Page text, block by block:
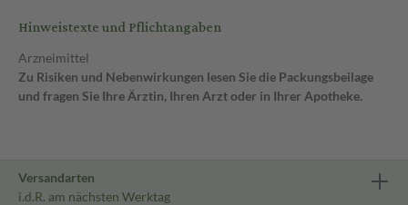
Hinweistexte und Pflichtangaben
Arzneimittel
Zu Risiken und Nebenwirkungen lesen Sie die Packungsbeilage
und fragen Sie Ihre Ärztin, Ihren Arzt oder in Ihrer Apotheke.
Versandarten
i.d.R. am nächsten Werktag